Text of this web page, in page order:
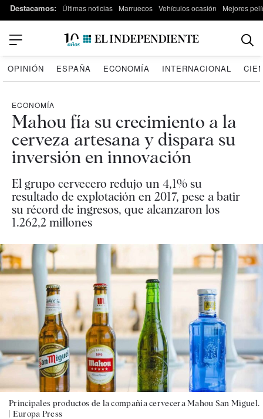
Destacamos: Últimas noticias Marruecos Vehículos ocasión Mejores
OPINIÓN ESPAÑA ECONOMÍA INTERNACIONAL
ECONOMÍA
Mahou fía su crecimiento a la
cerveza artesana y dispara su
inversión en innovación
El grupo cervecero redujo un 4,1% su
resultado de explotación en 2017, pese a batir
su récord de ingresos, que alcanzaron los
1.262,2 millones
Principales productos de la compañía cervecera Mahou San Miguel.
| Europa Press